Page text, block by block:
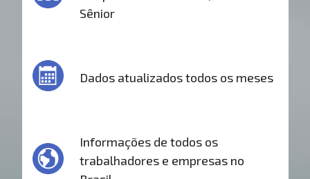
Sênior
Dados atualizados todos os meses
Informações de todos os
trabalhadores e empresas no